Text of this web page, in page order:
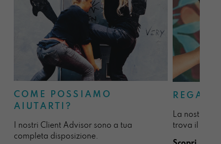
COME POSSIAMO
AIUTARTI?
I nostri Client Advisor sono a tua
completa disposizione.
La nostra
trova il